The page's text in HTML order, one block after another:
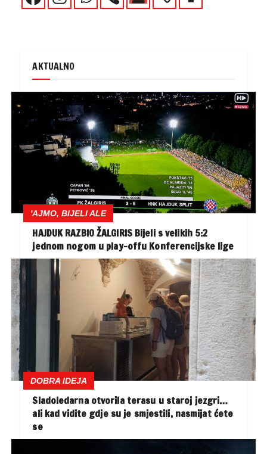
AKTUALNO
'AJMO, BIJELI ALE
HAJDUK RAZBIO ŽALGIRIS Bijeli s velikih 5:2
jednom nogom u play-offu Konferencijske lige
DOBRA IDEJA
Sladoledarna otvorila terasu u staroj jezgri…
ali kad vidite gdje su je smjestili, nasmijat ćete
se